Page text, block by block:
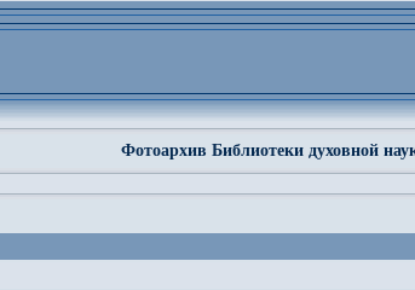
Фотоархив Библиотеки духовной